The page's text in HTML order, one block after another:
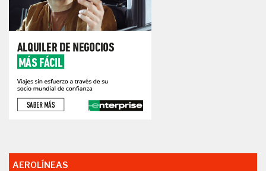
AEROLÍNEAS